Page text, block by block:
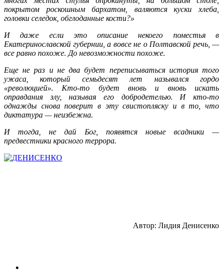
покрытом роскошным бархатом, валяются куски хлеба,
головки селедок, обглоданные кости?»
И даже если это описание некоего поместья в
Екатеринославской губернии, а вовсе не о Полтавской речь, —
все равно похоже. До невозможности похоже.
Еще не раз и не два будет переписываться история того
ужаса, который семьдесят лет назывался гордо
«революцией». Кто-то будет вновь и вновь искать
оправдания злу, называя его добродетелью. И кто-то
однажды снова поверит в эту свистопляску и в то, что
диктатура — неизбежна.
И тогда, не дай Бог, появятся новые всадники —
предвестники красного террора.
Автор: Лидия Денисенко